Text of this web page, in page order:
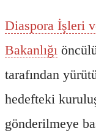
Diaspora İşleri
Bakanlığı
tarafından
hedefteki
gönderilmeye